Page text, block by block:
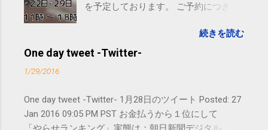
を予定しております。 ご予約につきま
す。 電話に出られないことがあります
ので、ご予約、お問い合わせは
続きを読む
One day tweet -Twitter-
1/29/2016
One day tweet -Twitter- 1月28日のツイート Posted: 27
Jan 2016 09:05 PM PST お金払うから１位にして